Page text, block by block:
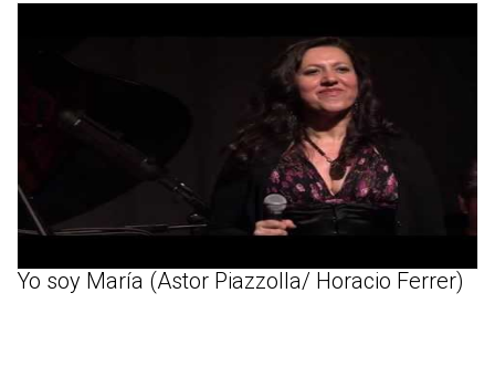
Yo soy María (Astor Piazzolla/ Horacio Ferrer)